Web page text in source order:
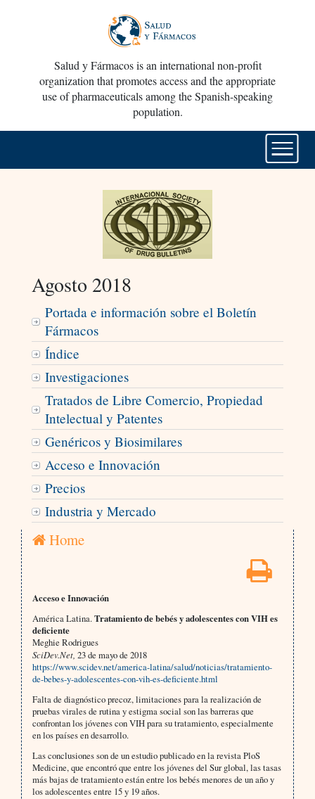
Salud y Fármacos is an international non-profit
organization that promotes access and the appropriate
use of pharmaceuticals among the Spanish-speaking
population.
Agosto 2018
Portada e información sobre el Boletín
Fármacos
Índice
Investigaciones
Tratados de Libre Comercio, Propiedad
Intelectual y Patentes
Genéricos y Biosimilares
Acceso e Innovación
Precios
Industria y Mercado
Home
Acceso e Innovación
América Latina.Tratamiento de bebés y adolescentes con VIH es
deficiente
Meghie Rodrigues
SciDev.Net, 23 de mayo de 2018
https://www.scidev.net/america-latina/salud/noticias/tratamiento-
de-bebes-y-adolescentes-con-vih-es-deficiente.html
Falta de diagnóstico precoz, limitaciones para la realización de
pruebas virales de rutina y estigma social son las barreras que
confrontan los jóvenes con VIH para su tratamiento, especialmente
en los países en desarrollo.
Las conclusiones son de un estudio publicado en la revista PloS
Medicine, que encontró que entre los jóvenes del Sur global, las tasas
más bajas de tratamiento están entre los bebés menores de un año y
los adolescentes entre 15 y 19 años.